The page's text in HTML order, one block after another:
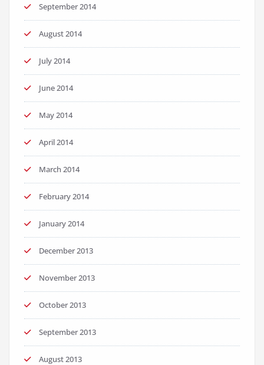
September 2014
August 2014
July 2014
June 2014
May 2014
April 2014
March 2014
February 2014
January 2014
December 2013
November 2013
October 2013
September 2013
August 2013